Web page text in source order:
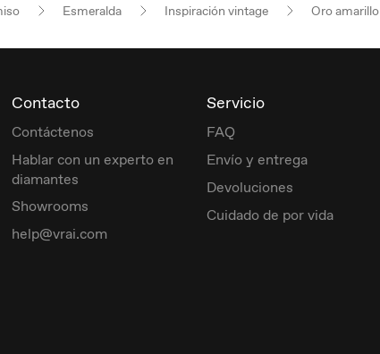
Esmeralda Inspiración vintage Oro amarillo
Contacto
Contáctenos
Hablar con un experto en
diamantes
Showrooms
help@vrai.com
Servicio
FAQ
Envío y entrega
Devoluciones
Cuidado de por vida